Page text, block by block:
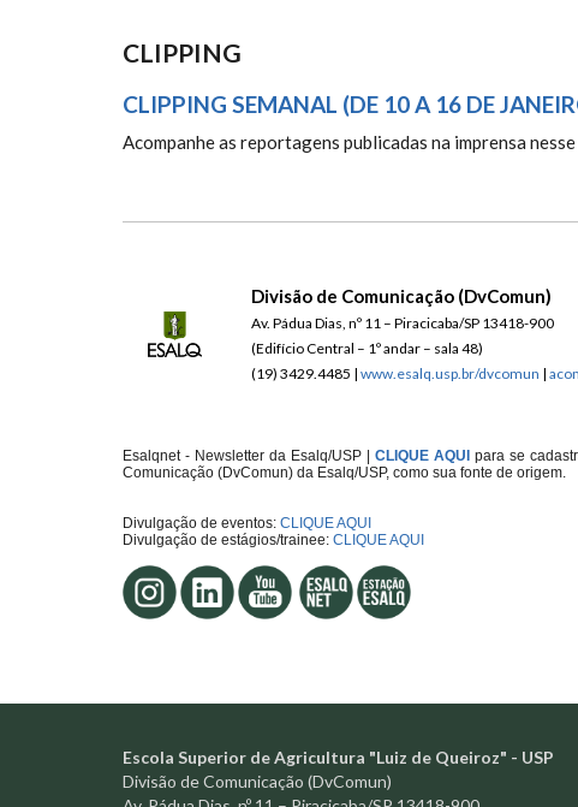
CLIPPING
CLIPPING SEMANAL (DE 10 A 16 DE
Acompanhe as reportagens publicadas na imprensa
Divisão de Comunicação (DvComun)
Av. Pádua Dias, nº 11 – Piracicaba/SP 13418-900
(Edifício Central – 1º andar – sala 48)
(19) 3429.4485 | www.esalq.usp.br/dvcomun |
Esalqnet - Newsletter da Esalq/USP | CLIQUE AQUI para se
Comunicação (DvComun) da Esalq/USP, como sua fonte de origem.
Divulgação de eventos: CLIQUE AQUI
Divulgação de estágios/trainee: CLIQUE AQUI
Escola Superior de Agricultura "Luiz de Queiroz" - USP
Divisão de Comunicação (DvComun)